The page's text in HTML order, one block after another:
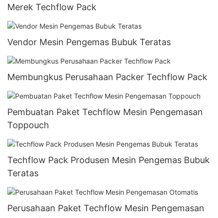
Merek Techflow Pack
Vendor Mesin Pengemas Bubuk Teratas
Membungkus Perusahaan Packer Techflow Pack
Pembuatan Paket Techflow Mesin Pengemasan
Toppouch
Techflow Pack Produsen Mesin Pengemas Bubuk
Teratas
Perusahaan Paket Techflow Mesin Pengemasan